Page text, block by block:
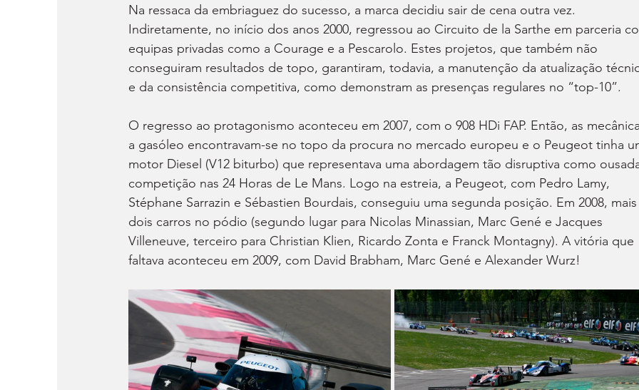
Na ressaca da embriaguez do sucesso, a marca decidiu sair de cena outra vez.
Indiretamente, no início dos anos 2000, regressou ao Circuito de la Sarthe em parceria
equipas privadas como a Courage e a Pescarolo. Estes projetos, que também não
conseguiram resultados de topo, garantiram, todavia, a manutenção da atualização
e da consistência competitiva, como demonstram as presenças regulares no “top-10”.
O regresso ao protagonismo aconteceu em 2007, com o 908 HDi FAP. Então, as
a gasóleo encontravam-se no topo da procura no mercado europeu e o Peugeot tinha
motor Diesel (V12 biturbo) que representava uma abordagem tão disruptiva como
competição nas 24 Horas de Le Mans. Logo na estreia, a Peugeot, com Pedro Lamy,
Stéphane Sarrazin e Sébastien Bourdais, conseguiu uma segunda posição. Em 2008,
dois carros no pódio (segundo lugar para Nicolas Minassian, Marc Gené e Jacques
Villeneuve, terceiro para Christian Klien, Ricardo Zonta e Franck Montagny). A vitória que
faltava aconteceu em 2009, com David Brabham, Marc Gené e Alexander Wurz!